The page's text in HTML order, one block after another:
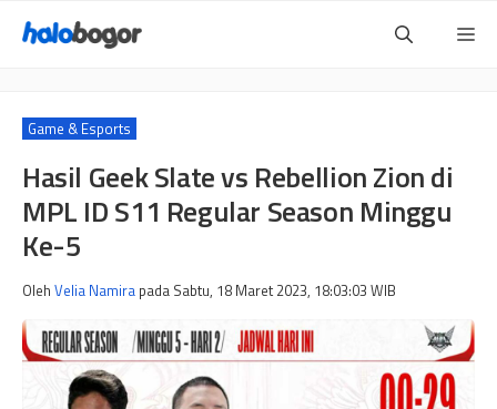
Game & Esports
Hasil Geek Slate vs Rebellion Zion di
MPL ID S11 Regular Season Minggu
Ke-5
Oleh Velia Namira pada Sabtu, 18 Maret 2023, 18:03:03 WIB